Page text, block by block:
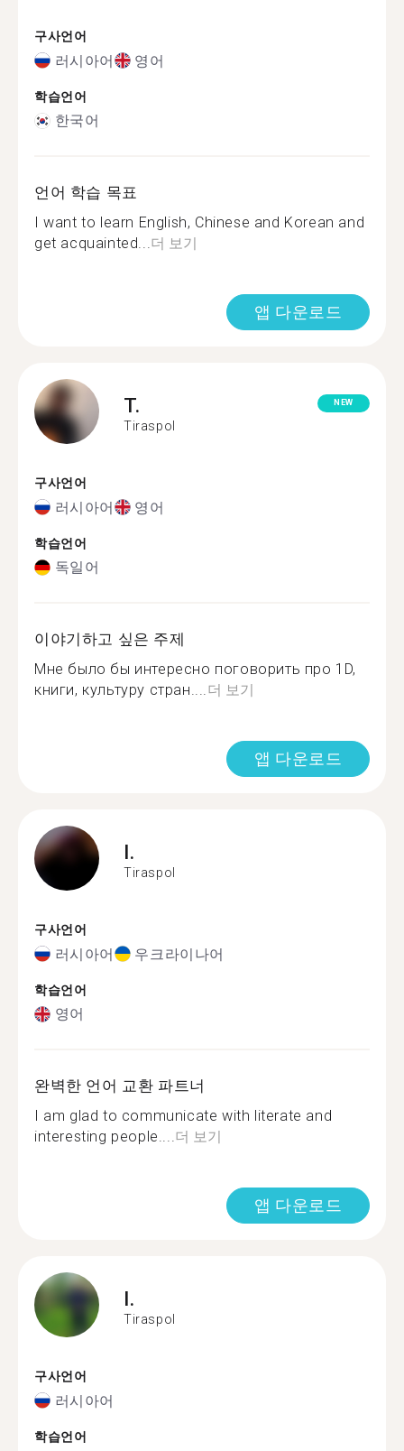
구사언어
러시아어 영어
학습언어
한국어
언어 학습 목표
I want to learn English, Chinese and Korean and
get acquainted...더 보기
앱 다운로드
T.
Tiraspol
NEW
구사언어
러시아어 영어
학습언어
독일어
이야기하고 싶은 주제
Мне было бы интересно поговорить про 1D,
книги, культуру стран....더 보기
앱 다운로드
I.
Tiraspol
구사언어
러시아어 우크라이나어
학습언어
영어
완벽한 언어 교환 파트너
I am glad to communicate with literate and
interesting people....더 보기
앱 다운로드
I.
Tiraspol
구사언어
러시아어
학습언어